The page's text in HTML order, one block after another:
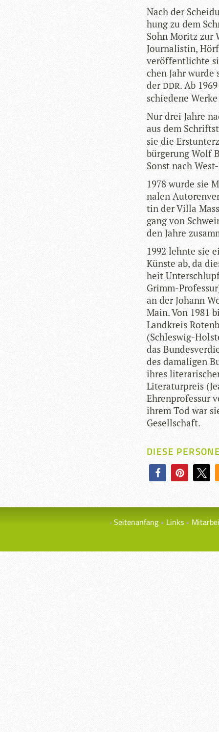
Nach der
hung zu dem
Sohn Moritz zur
Jour­na­lis­tin,
ver­öf­fent­lichte
chen Jahr
derDDR. Ab
schie­dene
Nur drei Jahre
aus dem
sie die
bür­ge­rung Wolf
Sonst nach
1978 wurde sie
na­len
tin der Villa
gang von
den Jahre
1992 lehnte sie
Künste ab, da
heit
Grimm-
an der Johann
Main. Von 1981
Land­kreis
(Schles­wig-
das
des dama­li­gen
ihres
Lite­ra­tur­preis
Ehren­pro­fes­sur
ihrem Tod war
Gesellschaft.
DIESE
Seitenanfang Links